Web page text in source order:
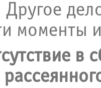
моменты
в